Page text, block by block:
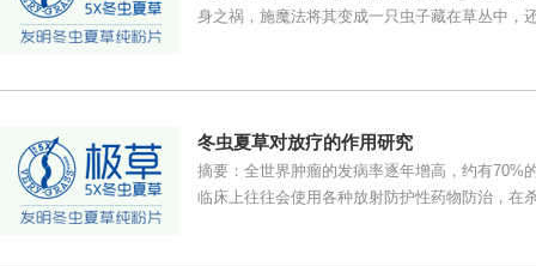
身之祸，施魔法将其变成一只虫子藏在草丛中，
冬虫夏草对放疗的作用研究
摘要：全世界肿瘤的发病率逐年增高，约有70%
临床上往往会使用各种放射防护性药物防治，在